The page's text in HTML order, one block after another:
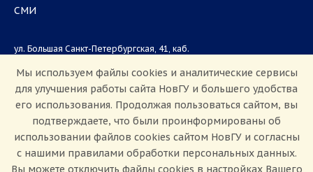
СМИ
ул. Большая Санкт-Петербургская, 41, каб.
Приемная комиссия: +7(8162)33-20-44
Мы используем файлы cookies и аналитические сервисы
для улучшения работы сайта НовГУ и большего удобства
его использования. Продолжая пользоваться сайтом, вы
подтверждаете, что были проинформированы об
использовании файлов cookies сайтом НовГУ и согласны
с нашими правилами обработки персональных данных.
Вы можете отключить файлы cookies в настройках Вашего